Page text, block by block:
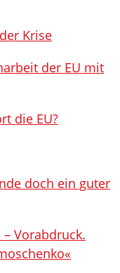
Krise
der EU mit
die EU?
doch ein guter
Vorabdruck.